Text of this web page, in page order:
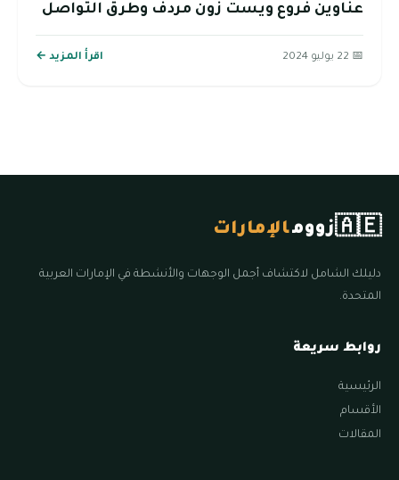
عناوين فروع ويست زون مردف وطرق التواصل
📅 22 يوليو 2024 اقرأ المزيد ←
🇦🇪زوومالإمارات
دليلك الشامل لاكتشاف أجمل الوجهات والأنشطة في الإمارات العربية
المتحدة.
روابط سريعة
الرئيسية
الأقسام
المقالات